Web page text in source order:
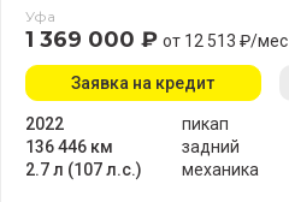
Уфа
1 369 000 ₽ от 12 513 ₽/мес
2022
136 446 км
2.7 л (107 л.с.)
пикап
задний
механика
Заявка на кредит